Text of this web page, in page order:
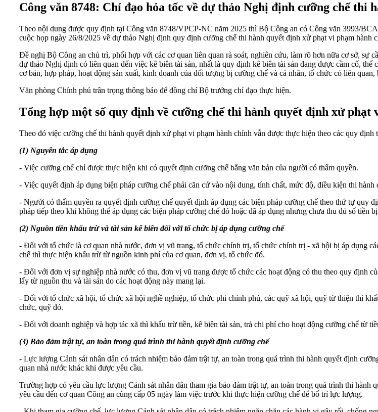
Công văn 8748: Chỉ đạo hỏa tốc về dự thảo Nghị định cưỡng chế thi
Theo nội dung được quy định tại Công văn 8748/VPCP-NC năm 2025 thì Bộ Công an có Công văn 3993/
cuộc họp ngày 26/8/2025 về dự thảo Nghị định quy định cưỡng chế thi hành quyết định xử phạt vi phạm
Đề nghị Bộ Công an chủ trì, phối hợp với các cơ quan liên quan rà soát, nghiên cứu, làm rõ hơn nữa cơ sở, sự
dự thảo Nghị định có liên quan đến việc kê biên tài sản, nhất là quy định kê biên tài sản đang được cầm cố,
cơ bản, hợp pháp, hoạt động sản xuất, kinh doanh của đối tượng bị cưỡng chế và cá nhân, tổ chức có liên
Văn phòng Chính phủ trân trọng thông báo để đồng chí Bộ trưởng chỉ đạo thực hiện.
Tổng hợp một số quy định về cưỡng chế thi hành quyết định xử
Theo đó việc cưỡng chế thi hành quyết định xử phạt vi phạm hành chính vẫn được thực hiện theo các quy định
(1) Nguyên tắc áp dụng
- Việc cưỡng chế chỉ được thực hiện khi có quyết định cưỡng chế bằng văn bản của người có thẩm quyền.
- Việc quyết định áp dụng biện pháp cưỡng chế phải căn cứ vào nội dung, tính chất, mức độ, điều kiện thi
- Người có thẩm quyền ra quyết định cưỡng chế quyết định áp dụng các biện pháp cưỡng chế theo thứ tự quy
pháp tiếp theo khi không thể áp dụng các biện pháp cưỡng chế đó hoặc đã áp dụng nhưng chưa thu đủ số tiền
(2) Nguồn tiền khấu trừ và tài sản kê biên đối với tổ chức bị áp dụng cưỡng chế
- Đối với tổ chức là cơ quan nhà nước, đơn vị vũ trang, tổ chức chính trị, tổ chức chính trị - xã hội bị áp dụng
chế thì thực hiện khấu trừ từ nguồn kinh phí của cơ quan, đơn vị, tổ chức đó.
- Đối với đơn vị sự nghiệp nhà nước có thu, đơn vị vũ trang được tổ chức các hoạt động có thu theo quy định
lấy từ nguồn thu và tài sản do các hoạt động này mang lại.
- Đối với tổ chức xã hội, tổ chức xã hội nghề nghiệp, tổ chức phi chính phủ, các quỹ xã hội, quỹ từ thiện thì
chức, quỹ đó.
- Đối với doanh nghiệp và hợp tác xã thì khấu trừ tiền, kê biên tài sản, trả chi phí cho hoạt động cưỡng chế từ
(3) Bảo đảm trật tự, an toàn trong quá trình thi hành quyết định cưỡng chế
- Lực lượng Cảnh sát nhân dân có trách nhiệm bảo đảm trật tự, an toàn trong quá trình thi hành quyết định
quan nhà nước khác khi được yêu cầu.
Trường hợp có yêu cầu lực lượng Cảnh sát nhân dân tham gia bảo đảm trật tự, an toàn trong quá trình thi
yêu cầu đến cơ quan Công an cùng cấp 05 ngày làm việc trước khi thực hiện cưỡng chế để bố trí lực lượng.